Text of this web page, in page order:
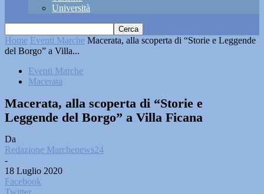
Università
Home Eventi Marche Macerata, alla scoperta di “Storie e Leggende
del Borgo” a Villa...
Eventi Marche
Macerata
Macerata, alla scoperta di “Storie e
Leggende del Borgo” a Villa Ficana
Da
Redazione Marchenews24
-
18 Luglio 2020
Facebook
Twitter